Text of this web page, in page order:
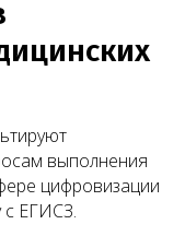
выполнения
цифровизации
с ЕГИСЗ.